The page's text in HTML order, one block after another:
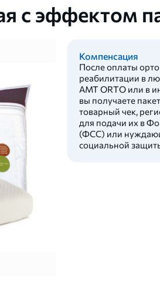
с эффектом
Компенсация
После оплаты
реабилитации в
AMT ORTO или в
вы получаете
товарный чек,
для подачи их в
(ФСС) или
социальной